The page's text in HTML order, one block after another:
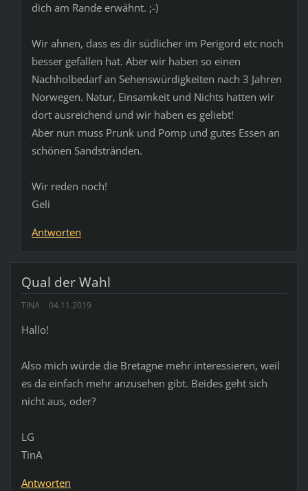
dich am Rande erwähnt. ;-)
Wir ahnen, dass es dir südlicher im Perigord etc noch
besser gefallen hat. Aber wir haben so einen
Nachholbedarf an Sehenswürdigkeiten nach 3 Jahren
Norwegen. Natur, Einsamkeit und Nichts hatten wir
dort ausreichend und wir haben es geliebt!
Aber nun muss Prunk und Pomp und gutes Essen an
schönen Sandstränden.
Wir reden noch!
Geli
Antworten
Qual der Wahl
TINA 04.11.2019
Hallo!
Also mich würde die Bretagne mehr interessieren, weil
es da einfach mehr anzusehen gibt. Beides geht sich
nicht aus, oder?
LG
TinA
Antworten